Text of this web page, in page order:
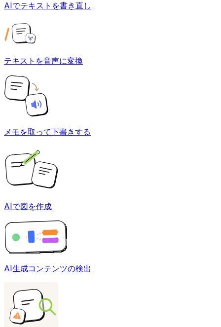
AIでテキストを書き直し
テキストを音声に変換
メモを取って下書きする
AIで図を作成
AI生成コンテンツの検出